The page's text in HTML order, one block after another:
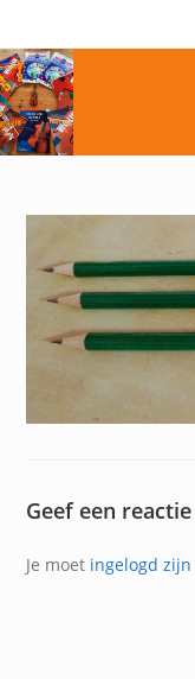
naar
inhoud
Geef een reactie
Je moet ingelogd zijn